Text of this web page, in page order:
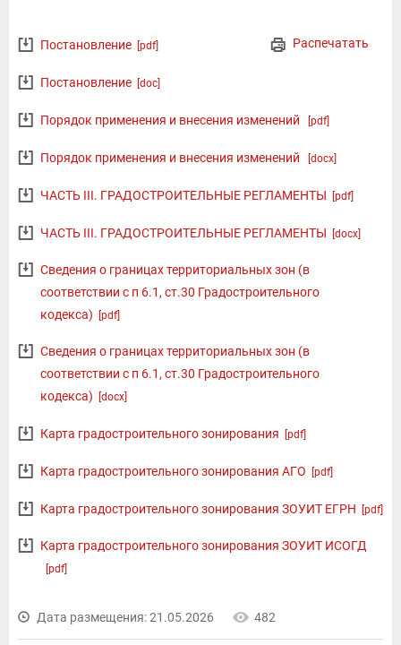
Распечатать
Постановление [pdf]
Постановление [doc]
Порядок применения и внесения изменений [pdf]
Порядок применения и внесения изменений [docx]
ЧАСТЬ III. ГРАДОСТРОИТЕЛЬНЫЕ РЕГЛАМЕНТЫ [pdf]
ЧАСТЬ III. ГРАДОСТРОИТЕЛЬНЫЕ РЕГЛАМЕНТЫ [docx]
Сведения о границах территориальных зон (в
соответствии с п 6.1, ст.30 Градостроительного
кодекса)
[pdf]
Сведения о границах территориальных зон (в
соответствии с п 6.1, ст.30 Градостроительного
кодекса)
[docx]
Карта градостроительного зонирования [pdf]
Карта градостроительного зонирования АГО [pdf]
Карта градостроительного зонирования ЗОУИТ ЕГРН [pdf]
Карта градостроительного зонирования ЗОУИТ ИСОГД
[pdf]
Дата размещения: 21.05.2026 482